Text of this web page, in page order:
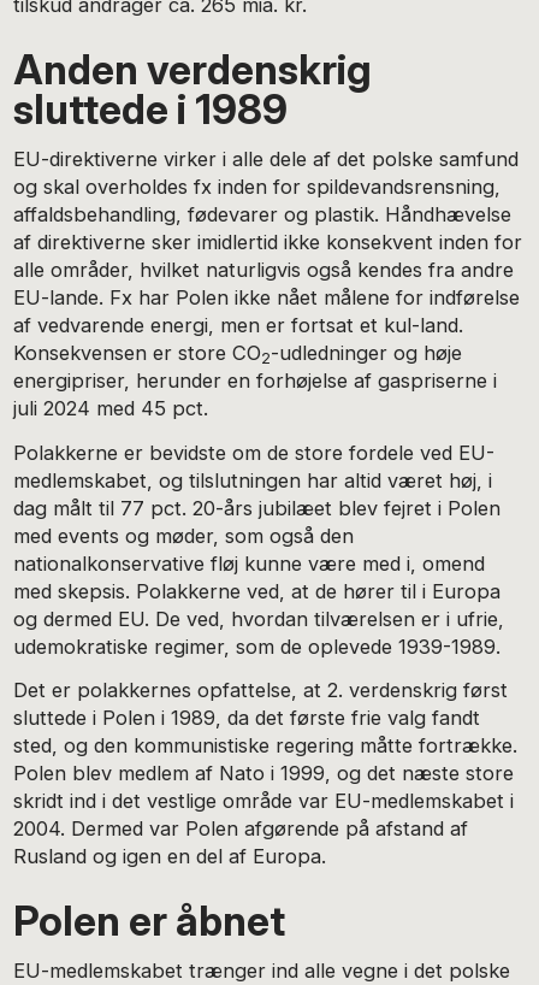
tilskud andrager ca. 265 mia. kr.
Anden verdenskrig
sluttede i 1989
EU-direktiverne virker i alle dele af det polske samfund
og skal overholdes fx inden for spildevandsrensning,
affaldsbehandling, fødevarer og plastik. Håndhævelse
af direktiverne sker imidlertid ikke konsekvent inden for
alle områder, hvilket naturligvis også kendes fra andre
EU-lande. Fx har Polen ikke nået målene for indførelse
af vedvarende energi, men er fortsat et kul-land.
Konsekvensen er store CO2-udledninger og høje
energipriser, herunder en forhøjelse af gaspriserne i
juli 2024 med 45 pct.
Polakkerne er bevidste om de store fordele ved EU-
medlemskabet, og tilslutningen har altid været høj, i
dag målt til 77 pct. 20-års jubilæet blev fejret i Polen
med events og møder, som også den
nationalkonservative fløj kunne være med i, omend
med skepsis. Polakkerne ved, at de hører til i Europa
og dermed EU. De ved, hvordan tilværelsen er i ufrie,
udemokratiske regimer, som de oplevede 1939-1989.
Det er polakkernes opfattelse, at 2. verdenskrig først
sluttede i Polen i 1989, da det første frie valg fandt
sted, og den kommunistiske regering måtte fortrække.
Polen blev medlem af Nato i 1999, og det næste store
skridt ind i det vestlige område var EU-medlemskabet i
2004. Dermed var Polen afgørende på afstand af
Rusland og igen en del af Europa.
Polen er åbnet
EU-medlemskabet trænger ind alle vegne i det polske